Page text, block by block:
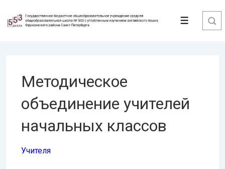
Перейти
Меню
Методическое
объединение учителей
начальных классов
Учителя